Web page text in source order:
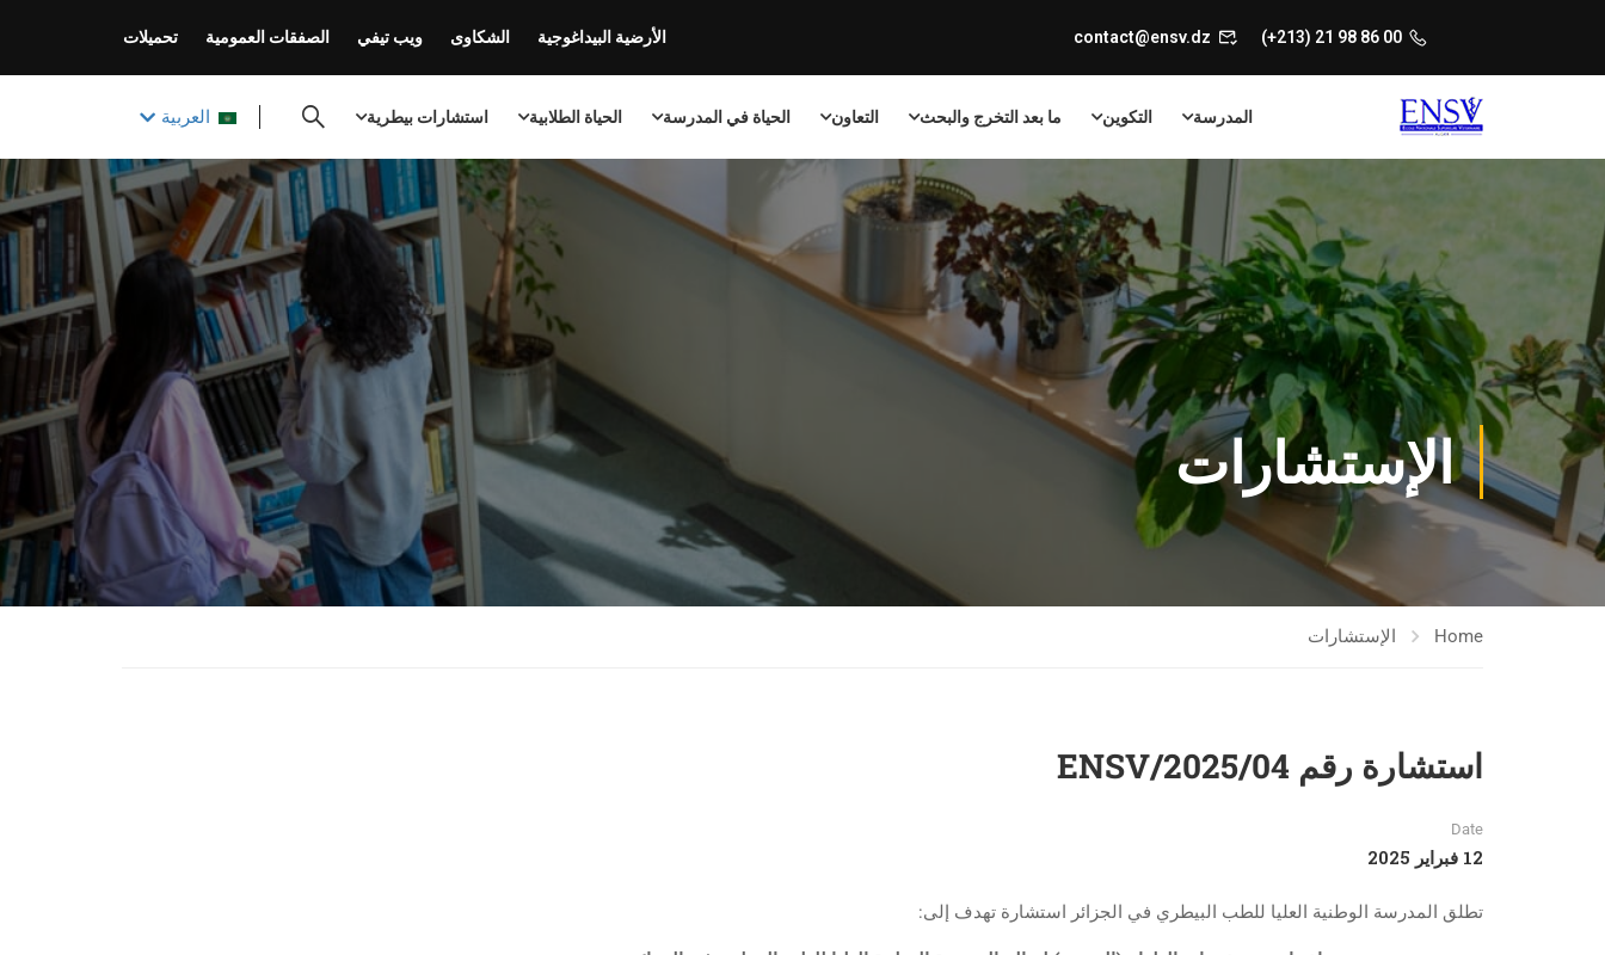
00 86 98 21 (213+)
contact@ensv.dz الأرضية البيداغوجية الشكاوى ويب تيفي الصفقات العمومية تحميلات
المدرسة التكوين ما بعد التخرج والبحث التعاون الحياة في المدرسة الحياة الطلابية استشارات بيطرية العربية
الإستشارات
Home الإستشارات
استشارة رقم 04/ENSV/2025
Date
12 فبراير 2025
تطلق المدرسة الوطنية العليا للطب البيطري في الجزائر استشارة تهدف إلى: